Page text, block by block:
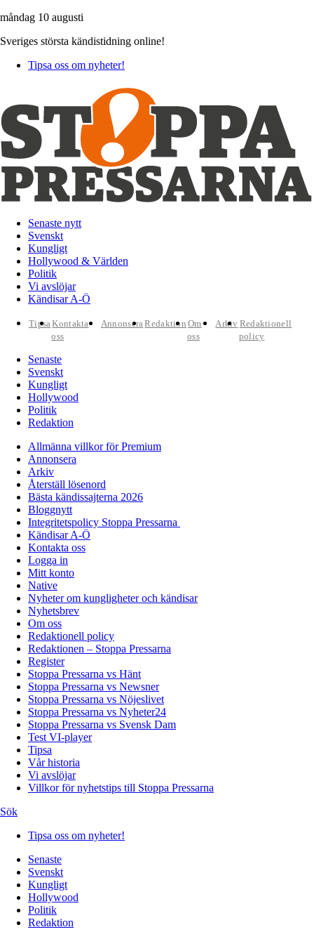
måndag 10 augusti
Sveriges största kändistidning online!
Tipsa oss om nyheter!
Senaste nytt
Svenskt
Kungligt
Hollywood & Världen
Politik
Vi avslöjar
Kändisar A-Ö
TipsaKontakta
oss
AnnonseraRedaktion Om
oss
Arkiv Redaktionell
policy
Senaste
Svenskt
Kungligt
Hollywood
Politik
Redaktion
Allmänna villkor för Premium
Annonsera
Arkiv
Återställ lösenord
Bästa kändissajterna 2026
Bloggnytt
Integritetspolicy Stoppa Pressarna
Kändisar A-Ö
Kontakta oss
Logga in
Mitt konto
Native
Nyheter om kungligheter och kändisar
Nyhetsbrev
Om oss
Redaktionell policy
Redaktionen – Stoppa Pressarna
Register
Stoppa Pressarna vs Hänt
Stoppa Pressarna vs Newsner
Stoppa Pressarna vs Nöjeslivet
Stoppa Pressarna vs Nyheter24
Stoppa Pressarna vs Svensk Dam
Test VI-player
Tipsa
Vår historia
Vi avslöjar
Villkor för nyhetstips till Stoppa Pressarna
Sök
Tipsa oss om nyheter!
Senaste
Svenskt
Kungligt
Hollywood
Politik
Redaktion